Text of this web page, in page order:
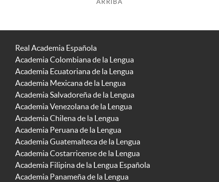
ARRIBA
Real Academia Española
Academia Colombiana de la Lengua
Academia Ecuatoriana de la Lengua
Academia Mexicana de la Lengua
Academia Salvadoreña de la Lengua
Academia Venezolana de la Lengua
Academia Chilena de la Lengua
Academia Peruana de la Lengua
Academia Guatemalteca de la Lengua
Academia Costarricense de la Lengua
Academia Filipina de la Lengua Española
Academia Panameña de la Lengua